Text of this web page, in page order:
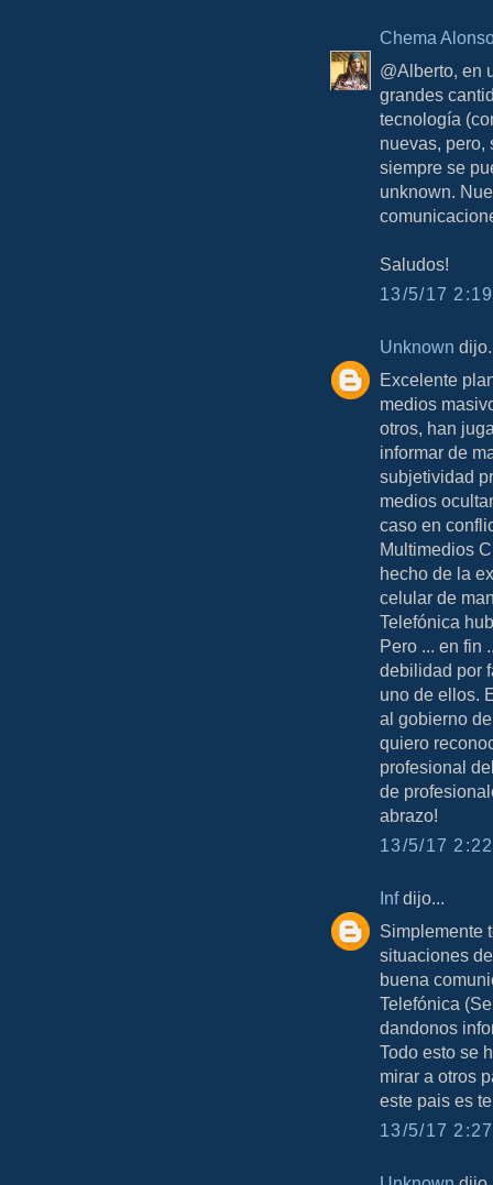
Chema
@Alberto, en
grandes
tecnología
nuevas, pero,
siempre se
unknown.
Saludos!
13/5/17
Unknown
Excelente
medios
otros, han
informar de
subjetividad
medios
caso en
Multimedios
hecho de la
celular de
Telefónica
Pero ... en fin
debilidad por
uno de ellos.
al gobierno
quiero
profesional
de
abrazo!
13/5/17
Infdijo...
Simplemente
situaciones
buena
Telefónica
dandonos
Todo esto se
mirar a otros
este pais es
13/5/17